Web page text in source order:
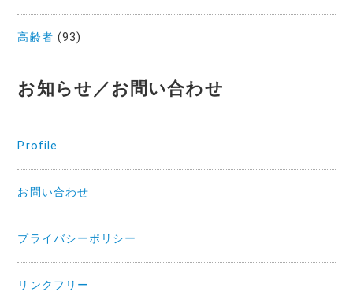
高齢者 (93)
お知らせ／お問い合わせ
Profile
お問い合わせ
プライバシーポリシー
リンクフリー